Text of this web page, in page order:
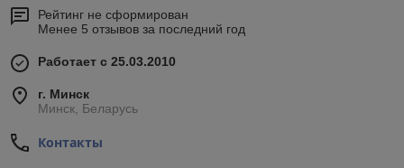
Рейтинг не сформирован
Менее 5 отзывов за последний год
Работает с 25.03.2010
г. Минск
Минск, Беларусь
Контакты